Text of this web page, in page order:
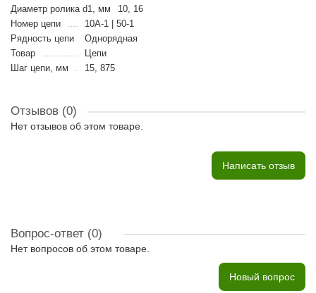
Диаметр ролика d1, мм
10, 16
Номер цепи
10A-1 | 50-1
Рядность цепи
Однорядная
Товар
Цепи
Шаг цепи, мм
15, 875
Отзывов (0)
Нет отзывов об этом товаре.
Написать отзыв
Вопрос-ответ (0)
Нет вопросов об этом товаре.
Новый вопрос